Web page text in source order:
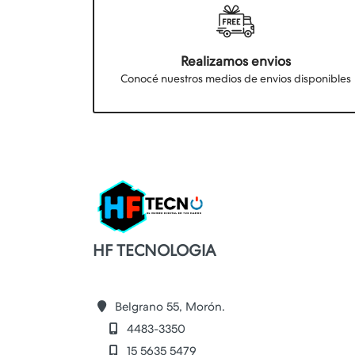
Realizamos envios
Conocé nuestros medios de envios disponibles
HF TECNOLOGIA
Belgrano 55, Morón.
4483-3350
15 5635 5479